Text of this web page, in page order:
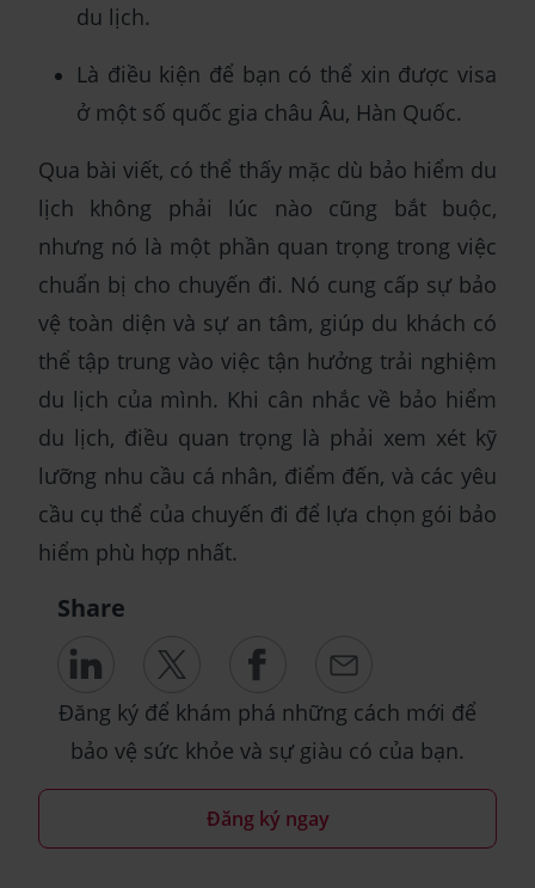
du lịch.
Là điều kiện để bạn có thể xin được visa
ở một số quốc gia châu Âu, Hàn Quốc.
Qua bài viết, có thể thấy mặc dù bảo hiểm du
lịch không phải lúc nào cũng bắt buộc,
nhưng nó là một phần quan trọng trong việc
chuẩn bị cho chuyến đi. Nó cung cấp sự bảo
vệ toàn diện và sự an tâm, giúp du khách có
thể tập trung vào việc tận hưởng trải nghiệm
du lịch của mình. Khi cân nhắc về bảo hiểm
du lịch, điều quan trọng là phải xem xét kỹ
lưỡng nhu cầu cá nhân, điểm đến, và các yêu
cầu cụ thể của chuyến đi để lựa chọn gói bảo
hiểm phù hợp nhất.
Share
Đăng ký để khám phá những cách mới để
bảo vệ sức khỏe và sự giàu có của bạn.
Đăng ký ngay